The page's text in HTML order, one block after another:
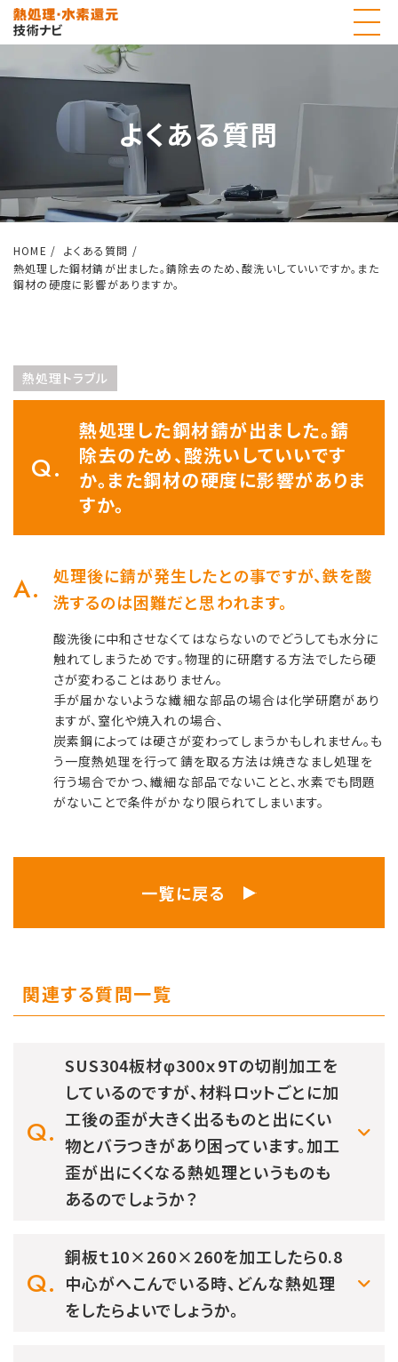
よくある質問
HOME
よくある質問
熱処理した鋼材錆が出ました。錆除去のため、酸洗いしていいですか。また
鋼材の硬度に影響がありますか。
熱処理トラブル
熱処理した鋼材錆が出ました。錆
除去のため、酸洗いしていいです
か。また鋼材の硬度に影響がありま
すか。
処理後に錆が発生したとの事ですが、鉄を酸
洗するのは困難だと思われます。
酸洗後に中和させなくてはならないのでどうしても水分に
触れてしまうためです。物理的に研磨する方法でしたら硬
さが変わることはありません。
手が届かないような繊細な部品の場合は化学研磨があり
ますが、窒化や焼入れの場合、
炭素鋼によっては硬さが変わってしまうかもしれません。も
う一度熱処理を行って錆を取る方法は焼きなまし処理を
行う場合でかつ、繊細な部品でないことと、水素でも問題
がないことで条件がかなり限られてしまいます。
一覧に戻る
関連する質問一覧
SUS304板材φ300ｘ9Tの切削加工を
しているのですが、材料ロットごとに加
工後の歪が大きく出るものと出にくい
物とバラつきがあり困っています。加工
歪が出にくくなる熱処理というものも
あるのでしょうか？
銅板ｔ10×260×260を加工したら0.8
中心がへこんでいる時、どんな熱処理
をしたらよいでしょうか。